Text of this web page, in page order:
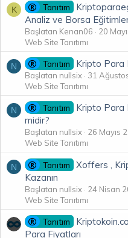
K Tanıtım
Analiz ve Borsa
Başlatan Kenan06 20
Web Site Tanıtımı
N Tanıtım Kripto Para
Başlatan nullsix 31
Web Site Tanıtımı
N Tanıtım
Kripto Para
midir?
Başlatan nullsix 26 Mayıs
Web Site Tanıtımı
N Tanıtım
Xoffers ,
Kazanın
Başlatan nullsix 24 Nisan
Web Site Tanıtımı
Tanıtım
Para Fiyatları